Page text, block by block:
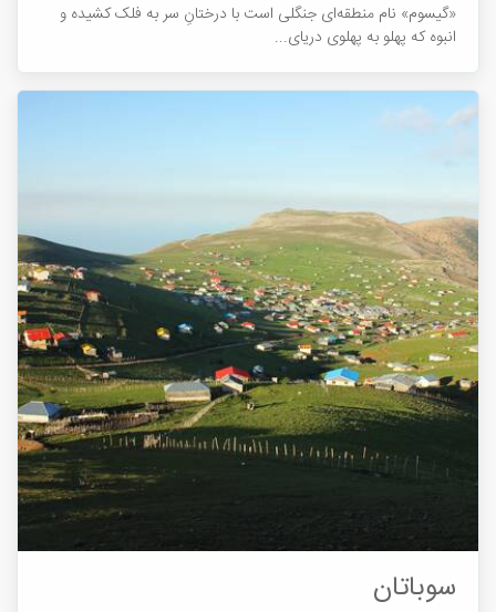
«گیسوم» نام منطقه‎ای جنگلی است با درختانِ سر به فلک کشیده و
انبوه که پهلو به پهلوی دریای...
سوباتان